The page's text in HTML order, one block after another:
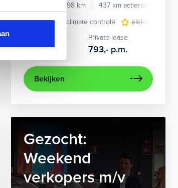
glazen panorama-dak lederen bekleding
Auto electronic climate controle
lichtmetalen
34.998 km 437 km actieradius
electronic climate controle
elektrisch
36.895,-
Private lease
793,- p.m.
Bekijken
Gezocht:
Weekend
verkopers m/v